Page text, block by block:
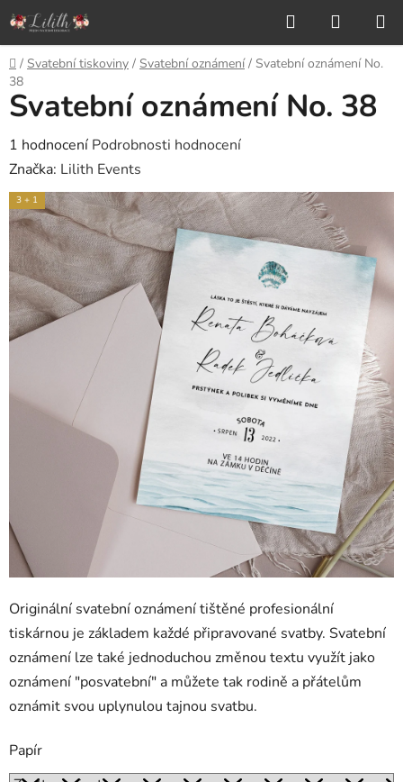
Přejít
na
obsah
Hledat
KOŠÍK
Domů
/ Svatební tiskoviny / Svatební oznámení / Svatební oznámení No.
38
Originální svatební oznámení tištěné profesionální
tiskárnou je základem každé připravované svatby. Svatební
oznámení lze také jednoduchou změnou textu využít jako
oznámení "posvatební" a můžete tak rodině a přátelům
oznámit svou uplynulou tajnou svatbu.
Papír
Svatební oznámení No. 38
Průměrné
hodnocení
produktu
je
5,0
z
5
hvězdiček.
1 hodnocení Podrobnosti hodnocení
Značka: Lilith Events
3 + 1